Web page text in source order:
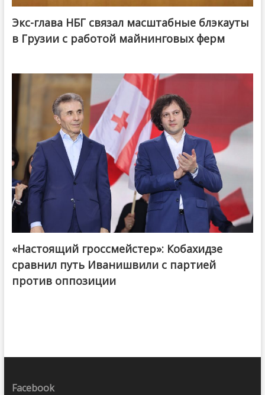
Экс-глава НБГ связал масштабные блэкауты
в Грузии с работой майнинговых ферм
@ქართული ოცნება / Georgian Dream
«Настоящий гроссмейстер»: Кобахидзе
сравнил путь Иванишвили с партией
против оппозиции
Facebook